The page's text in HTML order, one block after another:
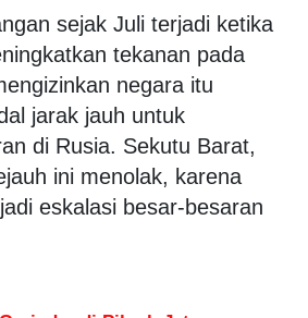
sejak Juli terjadi ketika
tekanan pada
negara itu
jarak jauh untuk
di Rusia. Sekutu Barat,
ini menolak, karena
eskalasi besar-besaran